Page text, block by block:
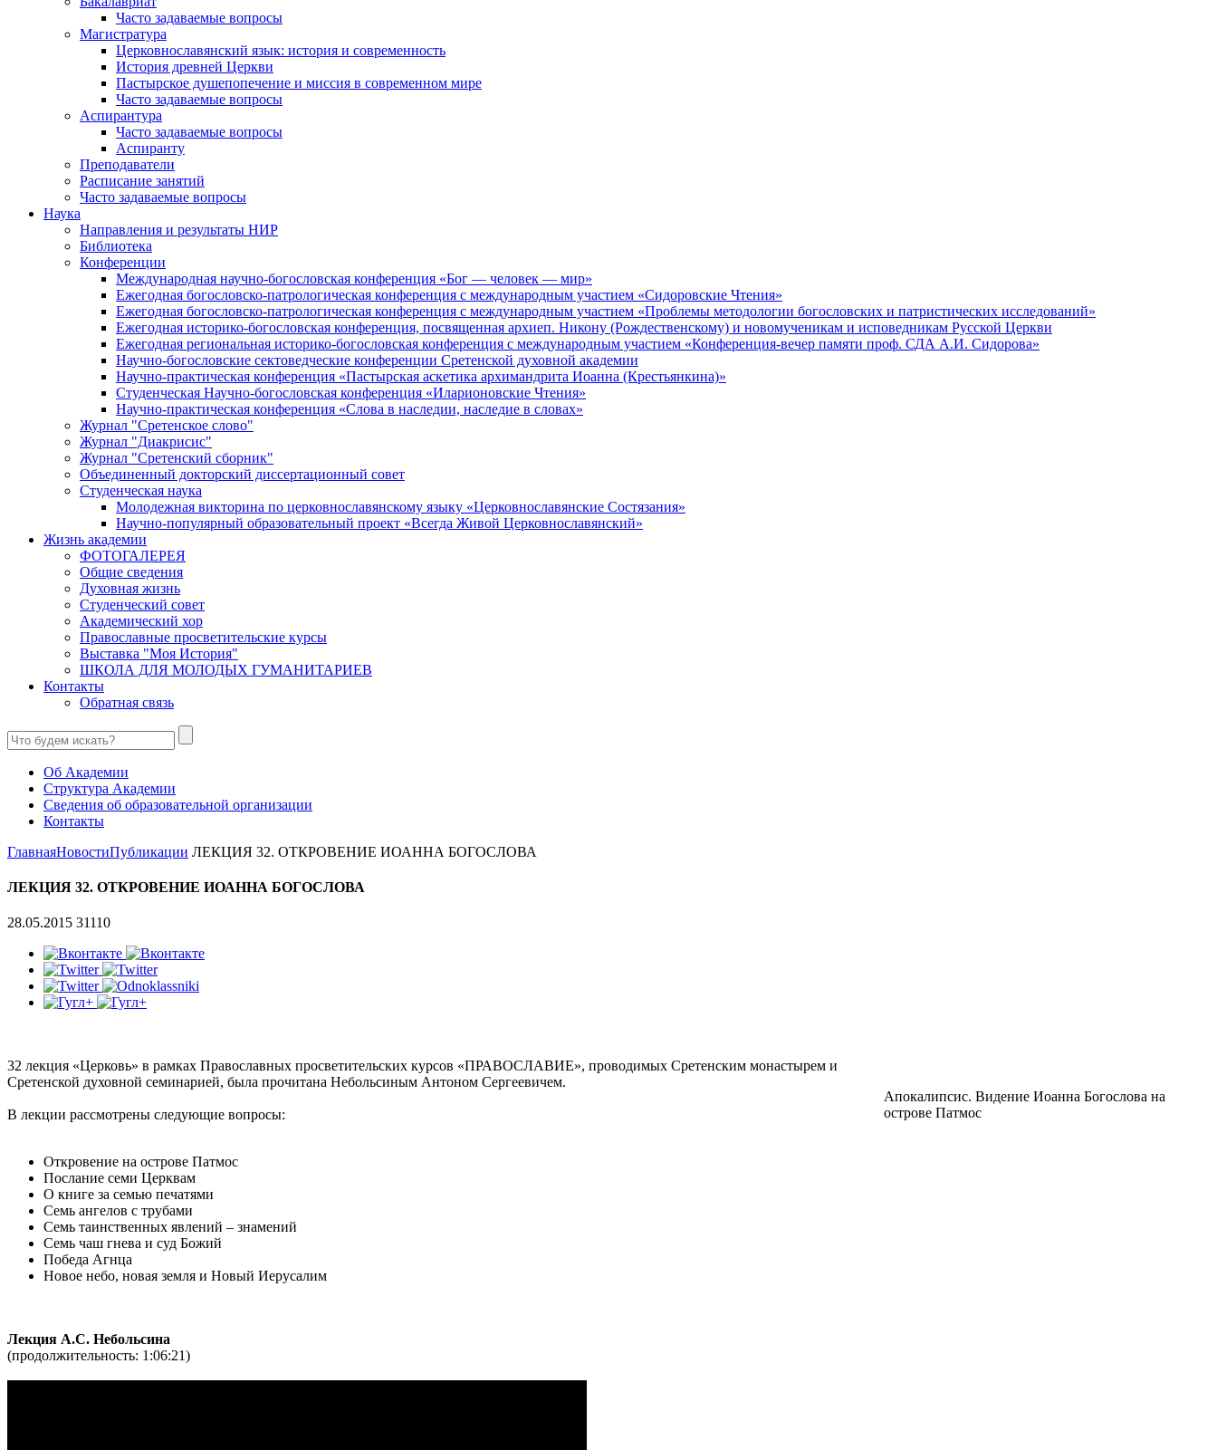
Часто задаваемые вопросы
Магистратура
Церковнославянский язык: история и современность
История древней Церкви
Пастырское душепопечение и миссия в современном мире
Часто задаваемые вопросы
Аспирантура
Часто задаваемые вопросы
Аспиранту
Преподаватели
Расписание занятий
Часто задаваемые вопросы
Наука
Направления и результаты НИР
Библиотека
Конференции
Международная научно-богословская конференция «Бог — человек — мир»
Ежегодная богословско-патрологическая конференция с международным участием «Сидоровские Чтения»
Ежегодная богословско-патрологическая конференция с международным участием «Проблемы методологии богословских и патристических исследований»
Ежегодная историко-богословская конференция, посвященная архиеп. Никону (Рождественскому) и новомученикам и исповедникам Русской Церкви
Ежегодная региональная историко-богословская конференция с международным участием «Конференция-вечер памяти проф. СДА А.И. Сидорова»
Научно-богословские сектоведческие конференции Сретенской духовной академии
Научно-практическая конференция «Пастырская аскетика архимандрита Иоанна (Крестьянкина)»
Студенческая Научно-богословская конференция «Иларионовские Чтения»
Научно-практическая конференция «Cлова в наследии, наследие в словах»
Журнал "Сретенское слово"
Журнал "Диакрисис"
Журнал "Сретенский сборник"
Объединенный докторский диссертационный совет
Студенческая наука
Молодежная викторина по церковнославянскому языку «Церковнославянские Состязания»
Научно-популярный образовательный проект «Всегда Живой Церковнославянский»
Жизнь академии
ФОТОГАЛЕРЕЯ
Общие сведения
Духовная жизнь
Студенческий совет
Академический хор
Православные просветительские курсы
Выставка "Моя История"
ШКОЛА ДЛЯ МОЛОДЫХ ГУМАНИТАРИЕВ
Контакты
Обратная связь
Об Академии
Структура Академии
Сведения об образовательной организации
Контакты
ГлавнаяНовостиПубликации ЛЕКЦИЯ 32. ОТКРОВЕНИЕ ИОАННА БОГОСЛОВА
ЛЕКЦИЯ 32. ОТКРОВЕНИЕ ИОАННА БОГОСЛОВА
28.05.2015 31110
Апокалипсис. Видение Иоанна Богослова на
острове Патмос
32 лекция «Церковь» в рамках Православных просветительских курсов «ПРАВОСЛАВИЕ», проводимых Сретенским монастырем и
Сретенской духовной семинарией, была прочитана Небольсиным Антоном Сергеевичем.
В лекции рассмотрены следующие вопросы:
Откровение на острове Патмос
Послание семи Церквам
О книге за семью печатями
Семь ангелов с трубами
Семь таинственных явлений – знамений
Семь чаш гнева и суд Божий
Победа Агнца
Новое небо, новая земля и Новый Иерусалим
Лекция А.С. Небольсина
(продолжительность: 1:06:21)